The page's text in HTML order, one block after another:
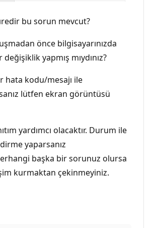
bu sorun mevcut?
önce bilgisayarınızda
yapmış mıydınız?
hata kodu/mesajı ile
lütfen ekran görüntüsü
yardımcı olacaktır. Durum ile
yaparsanız
başka bir sorunuz olursa
kurmaktan çekinmeyiniz.